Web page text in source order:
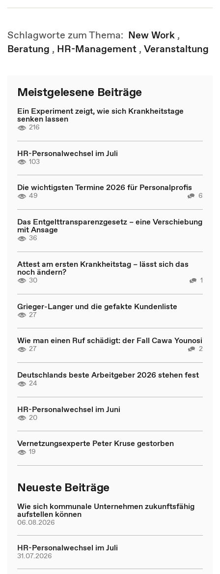
Schlagworte zum Thema: New Work ,
Beratung , HR-Management , Veranstaltung
Meistgelesene Beiträge
Ein Experiment zeigt, wie sich Krankheitstage
senken lassen
216
HR-Personalwechsel im Juli
103
Die wichtigsten Termine 2026 für Personalprofis
49 6
Das Entgelttransparenzgesetz – eine Verschiebung
mit Ansage
36
Attest am ersten Krankheitstag – lässt sich das
noch ändern?
30 1
Grieger-Langer und die gefakte Kundenliste
27
Wie man einen Ruf schädigt: der Fall Cawa Younosi
27 2
Deutschlands beste Arbeitgeber 2026 stehen fest
24
HR-Personalwechsel im Juni
20
Vernetzungsexperte Peter Kruse gestorben
19
Neueste Beiträge
Wie sich kommunale Unternehmen zukunftsfähig
aufstellen können
06.08.2026
HR-Personalwechsel im Juli
31.07.2026